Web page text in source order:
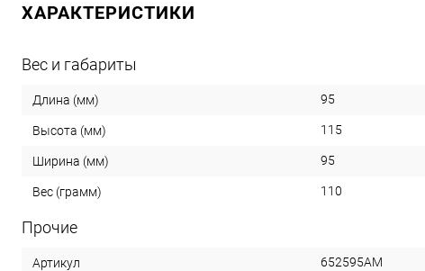
ХАРАКТЕРИСТИКИ
Вес и габариты
Длина (мм) 95
Высота (мм) 115
Ширина (мм) 95
Вес (грамм) 110
Прочие
Артикул 652595АМ